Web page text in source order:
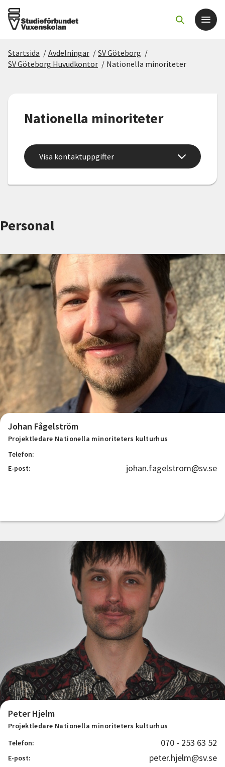
Det här gör vi
Sök kurser och evenemang
Om SV
Nyheter
Avdelningar
Lyssna
Startsida / Avdelningar / SV Göteborg /
SV Göteborg Huvudkontor / Nationella minoriteter
Nationella minoriteter
Visa kontaktuppgifter
Personal
Johan Fågelström
Projektledare Nationella minoriteters kulturhus
Telefon:
E-post:
johan.fagelstrom@sv.se
Peter Hjelm
Projektledare Nationella minoriteters kulturhus
Telefon:
070 - 253 63 52
E-post: peter.hjelm@sv.se